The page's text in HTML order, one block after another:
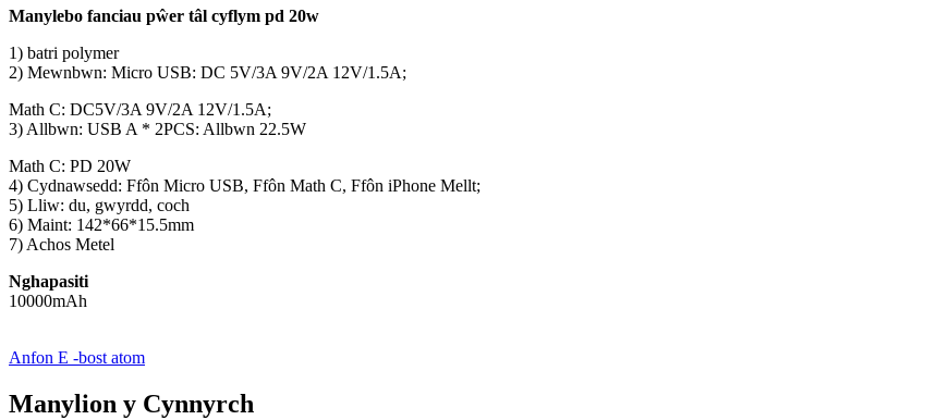
Manylebo fanciau pŵer tâl cyflym pd 20w
1) batri polymer
2) Mewnbwn: Micro USB: DC 5V/3A 9V/2A 12V/1.5A;
Math C: DC5V/3A 9V/2A 12V/1.5A;
3) Allbwn: USB A * 2PCS: Allbwn 22.5W
Math C: PD 20W
4) Cydnawsedd: Ffôn Micro USB, Ffôn Math C, Ffôn iPhone Mellt;
5) Lliw: du, gwyrdd, coch
6) Maint: 142*66*15.5mm
7) Achos Metel
Nghapasiti
10000mAh
Anfon E -bost atom
Manylion y Cynnyrch